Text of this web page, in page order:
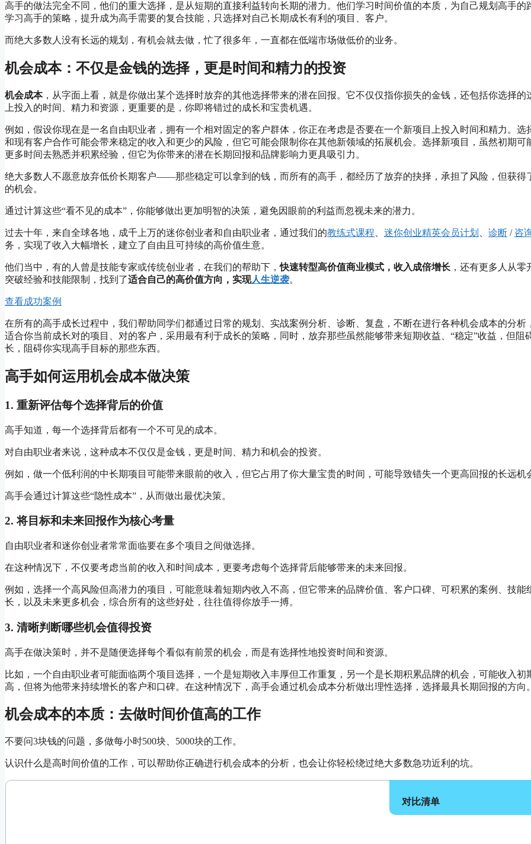
高手的做法完全不同，他们的重大选择，是从短期的直接利益转向长期的潜力。他们学习时间价值的本质，为自己规划高手的
学习高手的策略，提升成为高手需要的复合技能，只选择对自己长期成长有利的项目、客户。
而绝大多数人没有长远的规划，有机会就去做，忙了很多年，一直都在低端市场做低价的业务。
机会成本：不仅是金钱的选择，更是时间和精力的投资
机会成本，从字面上看，就是你做出某个选择时放弃的其他选择带来的潜在回报。它不仅仅指你损失的金钱，还包括你选择的
上投入的时间、精力和资源，更重要的是，你即将错过的成长和宝贵机遇。
例如，假设你现在是一名自由职业者，拥有一个相对固定的客户群体，你正在考虑是否要在一个新项目上投入时间和精力。选
和现有客户合作可能会带来稳定的收入和更少的风险，但它可能会限制你在其他新领域的拓展机会。选择新项目，虽然初期可
更多时间去熟悉并积累经验，但它为你带来的潜在长期回报和品牌影响力更具吸引力。
绝大多数人不愿意放弃低价长期客户——那些稳定可以拿到的钱，而所有的高手，都经历了放弃的抉择，承担了风险，但获得
的机会。
通过计算这些“看不见的成本”，你能够做出更加明智的决策，避免因眼前的利益而忽视未来的潜力。
过去十年，来自全球各地，成千上万的迷你创业者和自由职业者，通过我们的教练式课程 迷你创业精英会员计划 诊断 / 咨
务，实现了收入大幅增长，建立了自由且可持续的高价值生意。
他们当中，有的人曾是技能专家或传统创业者，在我们的帮助下，快速转型高价值商业模式，收入成倍增长 ，还有更多人从零
突破经验和技能限制，找到了适合自己的高价值方向，实现人生逆袭。
查看成功案例
在所有的高手成长过程中，我们帮助同学们都通过日常的规划、实战案例分析、诊断、复盘，不断在进行各种机会成本的分析
适合你当前成长对的项目、对的客户，采用最有利于成长的策略，同时，放弃那些虽然能够带来短期收益、“稳定”收益，但阻
长，阻碍你实现高手目标的那些东西。
高手如何运用机会成本做决策
1. 重新评估每个选择背后的价值
高手知道，每一个选择背后都有一个不可见的成本。
对自由职业者来说，这种成本不仅仅是金钱，更是时间、精力和机会的投资。
例如，做一个低利润的中长期项目可能带来眼前的收入，但它占用了你大量宝贵的时间，可能导致错失一个更高回报的长远机
高手会通过计算这些“隐性成本”，从而做出最优决策。
2.将目标和未来回报作为核心考量
自由职业者和迷你创业者常常面临要在多个项目之间做选择。
在这种情况下，不仅要考虑当前的收入和时间成本，更要考虑每个选择背后能够带来的未来回报。
例如，选择一个高风险但高潜力的项目，可能意味着短期内收入不高，但它带来的品牌价值、客户口碑、可积累的案例、技能
长，以及未来更多机会，综合所有的这些好处，往往值得你放手一搏。
3. 清晰判断哪些机会值得投资
高手在做决策时，并不是随便选择每个看似有前景的机会，而是有选择性地投资时间和资源。
比如，一个自由职业者可能面临两个项目选择，一个是短期收入丰厚但工作重复，另一个是长期积累品牌的机会，可能收入初
高，但将为他带来持续增长的客户和口碑。在这种情况下，高手会通过机会成本分析做出理性选择，选择最具长期回报的方向。
机会成本的本质：去做时间价值高的工作
不要问3块钱的问题，多做每小时500块、5000块的工作。
认识什么是高时间价值的工作，可以帮助你正确进行机会成本的分析，也会让你轻松绕过绝大多数急功近利的坑。
对比清单